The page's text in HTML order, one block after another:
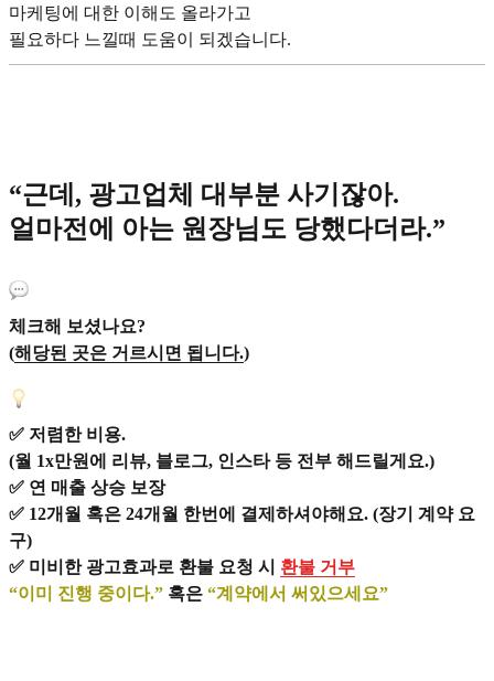
마케팅에 대한 이해도 올라가고
필요하다 느낄때 도움이 되겠습니다.
“근데, 광고업체 대부분 사기잖아.
얼마전에 아는 원장님도 당했다더라.”
체크해 보셨나요?
(해당된 곳은 거르시면 됩니다.)
✅ 저렴한 비용.
(월 1x만원에 리뷰, 블로그, 인스타 등 전부 해드릴게요.)
✅ 연 매출 상승 보장
✅ 12개월 혹은 24개월 한번에 결제하셔야해요. (장기 계약 요
구)
✅ 미비한 광고효과로 환불 요청 시 환불 거부
“이미 진행 중이다.” 혹은 “계약에서 써있으세요”